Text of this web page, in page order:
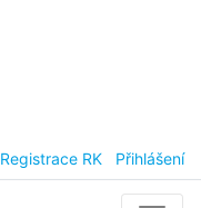
Registrace RK Přihlášení